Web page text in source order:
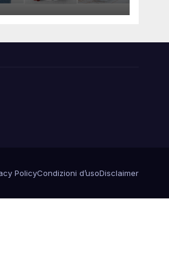
PolicyCondizioni d’usoDisclaimer